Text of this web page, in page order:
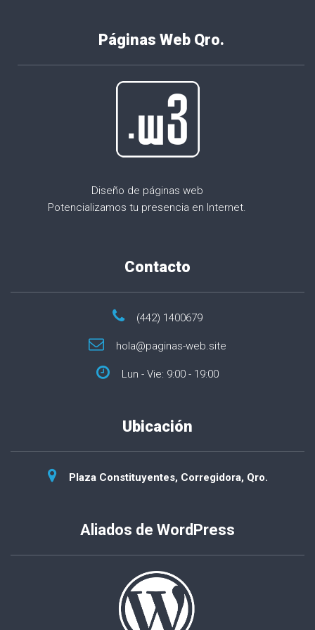
Páginas Web Qro.
Diseño de páginas web
Potencializamos tu presencia en Internet.
Contacto
(442) 1400679
hola@paginas-web.site
Lun - Vie: 9:00 - 19:00
Ubicación
Plaza Constituyentes, Corregidora, Qro.
Aliados de WordPress